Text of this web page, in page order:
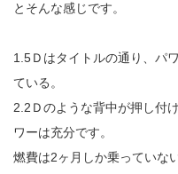
とそんな感じです。
1.5Ｄはタイトルの通り、パ
ている。
2.2Ｄのような背中が押し付
ワーは充分です。
燃費は2ヶ月しか乗っていな